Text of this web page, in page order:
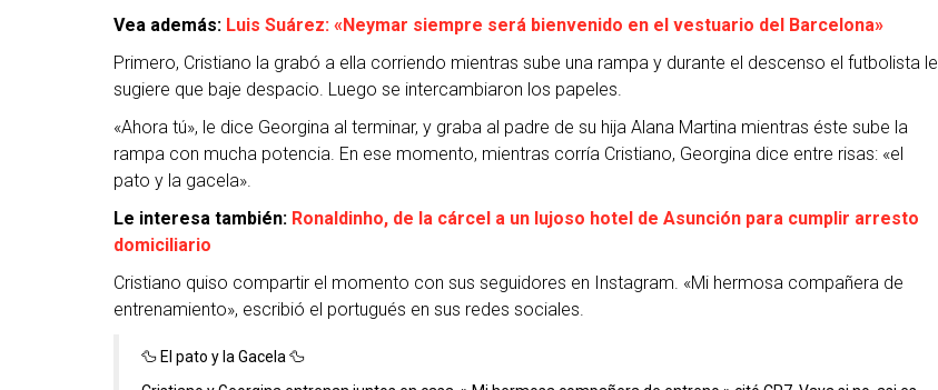
Vea además: Luis Suárez: «Neymar siempre será bienvenido en el vestuario del Barcelona»
Primero, Cristiano la grabó a ella corriendo mientras sube una rampa y durante el descenso el futbolista le
sugiere que baje despacio. Luego se intercambiaron los papeles.
«Ahora tú», le dice Georgina al terminar, y graba al padre de su hija Alana Martina mientras éste sube la
rampa con mucha potencia. En ese momento, mientras corría Cristiano, Georgina dice entre risas: «el
pato y la gacela».
Le interesa también: Ronaldinho, de la cárcel a un lujoso hotel de Asunción para cumplir arresto
domiciliario
Cristiano quiso compartir el momento con sus seguidores en Instagram. «Mi hermosa compañera de
entrenamiento», escribió el portugués en sus redes sociales.
🦆 El pato y la Gacela 🦆